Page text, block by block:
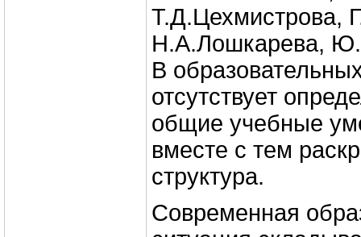
Т.Д.Цехмистрова,
Н.А.Лошкарева,
В
отсутствует
общие учебные
вместе с тем
структура.
Современная